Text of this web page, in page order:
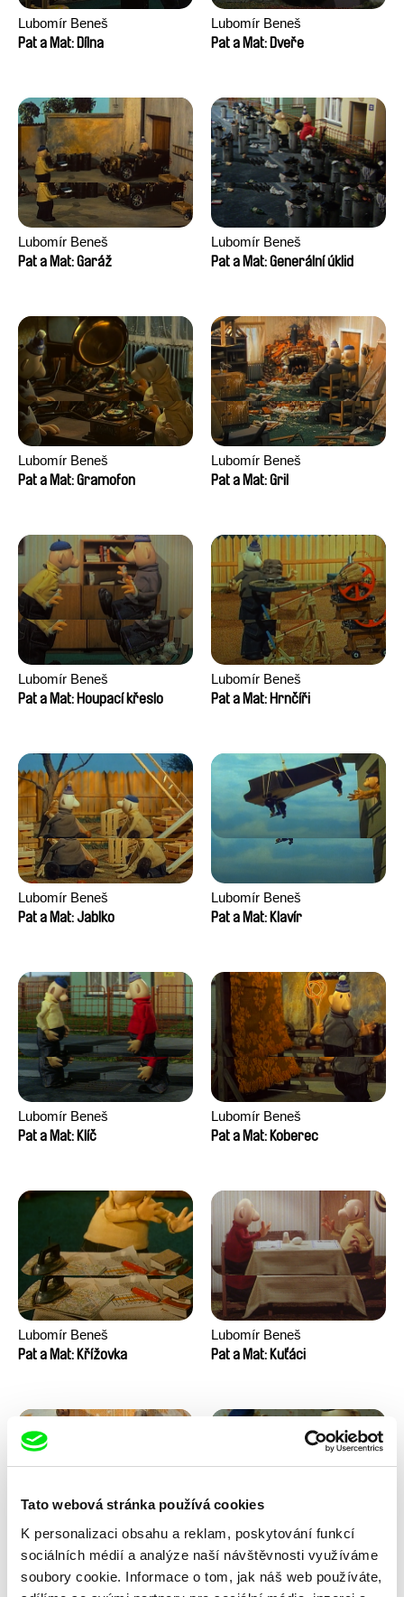
Tato webová stránka používá cookies
K personalizaci obsahu a reklam, poskytování funkcí
sociálních médií a analýze naší návštěvnosti využíváme
soubory cookie. Informace o tom, jak náš web používáte,
Lubomír Beneš
Pat a Mat: Dílna
Lubomír Beneš
Pat a Mat: Dveře
Lubomír Beneš
Pat a Mat: Garáž
Lubomír Beneš
Pat a Mat: Generální úklid
Lubomír Beneš
Pat a Mat: Gramofon
Lubomír Beneš
Pat a Mat: Gril
Lubomír Beneš
Pat a Mat: Houpací křeslo
Lubomír Beneš
Pat a Mat: Hrnčíři
Lubomír Beneš
Pat a Mat: Jablko
Lubomír Beneš
Pat a Mat: Klavír
Lubomír Beneš
Pat a Mat: Klíč
Lubomír Beneš
Pat a Mat: Koberec
Lubomír Beneš
Pat a Mat: Křížovka
Lubomír Beneš
Pat a Mat: Kuťáci
Lubomír Beneš
Pat a Mat: Malování
Lubomír Beneš
Pat a Mat: Nábytek